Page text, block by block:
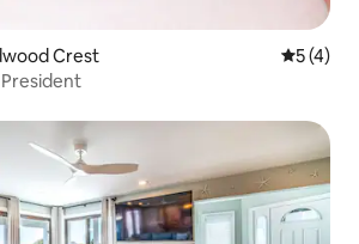
Crest 5 de
5 (4)
President